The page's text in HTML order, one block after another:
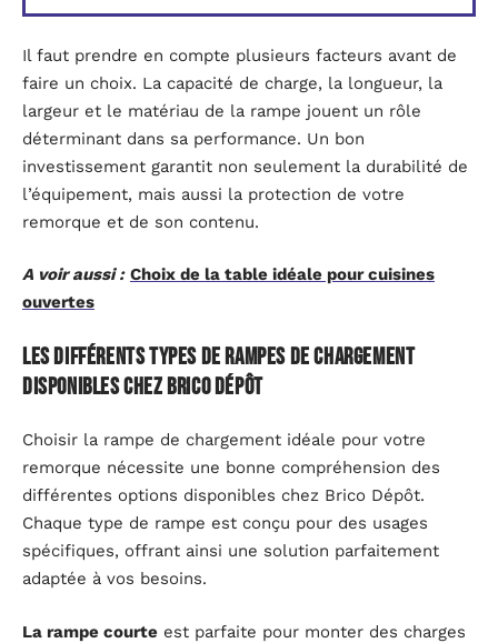
Il faut prendre en compte plusieurs facteurs avant de
faire un choix. La capacité de charge, la longueur, la
largeur et le matériau de la rampe jouent un rôle
déterminant dans sa performance. Un bon
investissement garantit non seulement la durabilité de
l’équipement, mais aussi la protection de votre
remorque et de son contenu.
A voir aussi : Choix de la table idéale pour cuisines
ouvertes
Les différents types de rampes de chargement
disponibles chez Brico Dépôt
Choisir la rampe de chargement idéale pour votre
remorque nécessite une bonne compréhension des
différentes options disponibles chez Brico Dépôt.
Chaque type de rampe est conçu pour des usages
spécifiques, offrant ainsi une solution parfaitement
adaptée à vos besoins.
La rampe courte est parfaite pour monter des charges